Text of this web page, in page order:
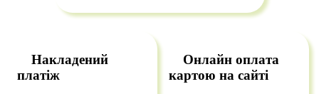
Накладений
платіж
Онлайн оплата
картою на сайті